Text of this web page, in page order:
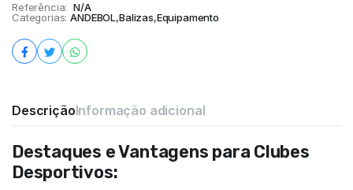
Referência: N/A
Categorias: ANDEBOL,Balizas,Equipamento
DescriçãoInformação adicional
Destaques e Vantagens para Clubes
Desportivos: